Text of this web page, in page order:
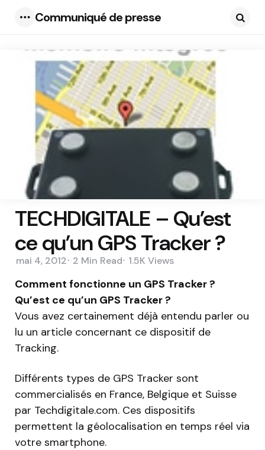
Communiqué de presse
TECHDIGITALE – Qu’est
ce qu’un GPS Tracker ?
mai 4, 2012 2 Min Read 1.5K Views
Comment fonctionne un GPS Tracker ?
Qu’est ce qu’un GPS Tracker ?
Vous avez certainement déjà entendu parler ou
lu un article concernant ce dispositif de
Tracking.
Différents types de GPS Tracker sont
commercialisés en France, Belgique et Suisse
par Techdigitale.com. Ces dispositifs
permettent la géolocalisation en temps réel via
votre smartphone.